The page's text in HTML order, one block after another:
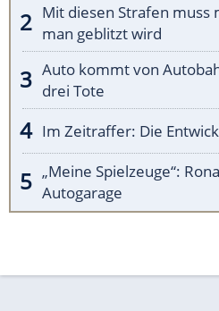
Mit diesen Strafen muss
man geblitzt wird
Auto kommt von
drei Tote
Im Zeitraffer: Die
„Meine Spielzeuge“:
Autogarage